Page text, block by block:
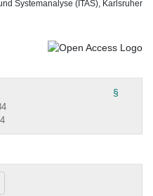
Systemanalyse (ITAS), Karlsruher
§